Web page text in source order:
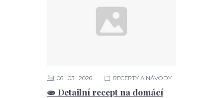
🫓 Detailní recept na domácí
06 03 2026 RECEPTY A NÁVODY